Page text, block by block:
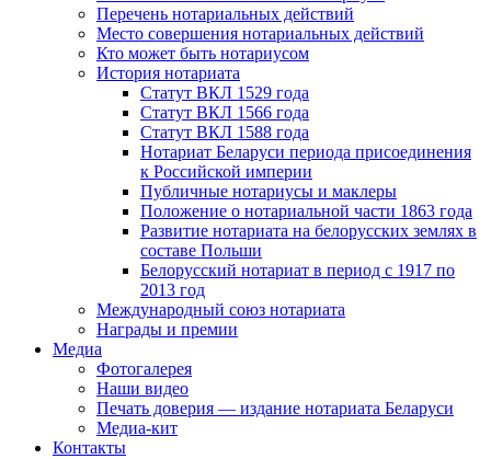
Перечень нотариальных действий
Место совершения нотариальных действий
Кто может быть нотариусом
История нотариата
Статут ВКЛ 1529 года
Статут ВКЛ 1566 года
Статут ВКЛ 1588 года
Нотариат Беларуси периода присоединения
к Российской империи
Публичные нотариусы и маклеры
Положение о нотариальной части 1863 года
Развитие нотариата на белорусских землях в
составе Польши
Белорусский нотариат в период с 1917 по
2013 год
Международный союз нотариата
Награды и премии
Медиа
Фотогалерея
Наши видео
Печать доверия — издание нотариата Беларуси
Медиа-кит
Контакты